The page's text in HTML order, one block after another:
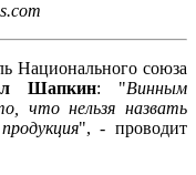
Национального союза
Шапкин: "Винным
что нельзя назвать
", - проводит